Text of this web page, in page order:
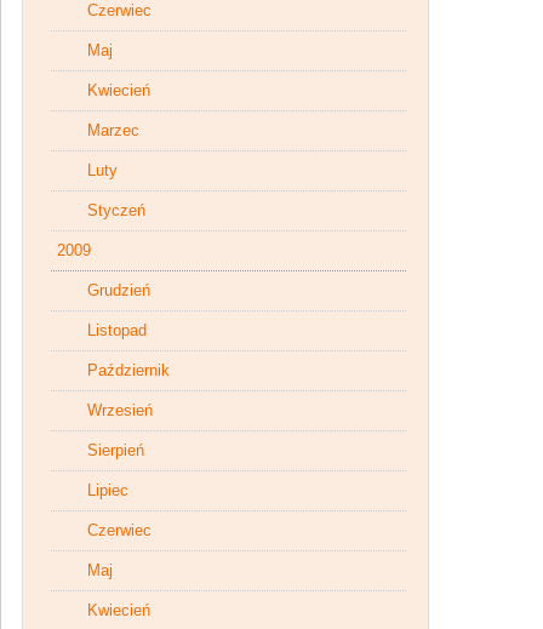
Czerwiec
Maj
Kwiecień
Marzec
Luty
Styczeń
2009
Grudzień
Listopad
Październik
Wrzesień
Sierpień
Lipiec
Czerwiec
Maj
Kwiecień